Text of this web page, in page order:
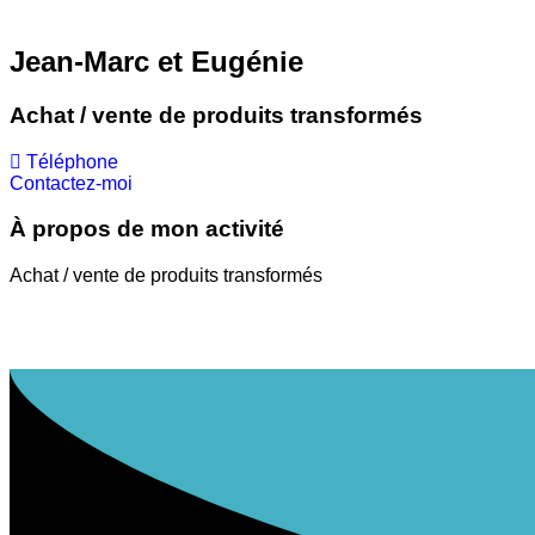
Jean-Marc et Eugénie
Achat / vente de produits transformés
Téléphone
Contactez-moi
À propos de mon activité
Achat / vente de produits transformés